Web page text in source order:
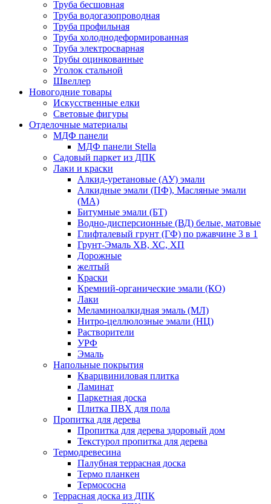
Труба бесшовная
Труба водогазопроводная
Труба профильная
Труба холоднодеформированная
Труба электросварная
Трубы оцинкованные
Уголок стальной
Швеллер
Новогодние товары
Искусственные елки
Световые фигуры
Отделочные материалы
МДФ панели
МДФ панели Stella
Садовый паркет из ДПК
Лаки и краски
Алкид-уретановые (АУ) эмали
Алкидные эмали (ПФ), Масляные эмали
(МА)
Битумные эмали (БТ)
Водно-дисперсионные (ВД) белые, матовые
Глифталевый грунт (ГФ) по ржавчине 3 в 1
Грунт-Эмаль ХВ, ХС, ХП
Дорожные
желтый
Краски
Кремний-органические эмали (КО)
Лаки
Меламиноалкидная эмаль (МЛ)
Нитро-целлюлозные эмали (НЦ)
Растворители
УРФ
Эмаль
Напольные покрытия
Кварцвиниловая плитка
Ламинат
Паркетная доска
Плитка ПВХ для пола
Пропитка для дерева
Пропитка для дерева здоровый дом
Текстурол пропитка для дерева
Термодревесина
Палубная террасная доска
Термо планкен
Термососна
Террасная доска из ДПК